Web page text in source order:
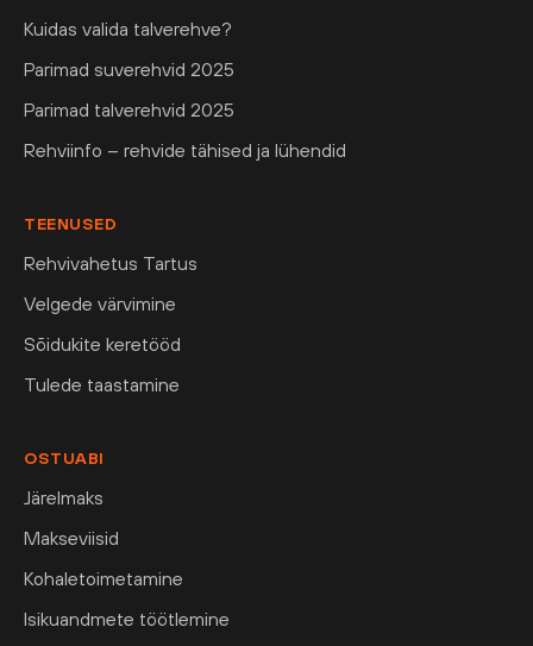
Kuidas valida talverehve?
Parimad suverehvid 2025
Parimad talverehvid 2025
Rehviinfo – rehvide tähised ja lühendid
TEENUSED
Rehvivahetus Tartus
Velgede värvimine
Sõidukite keretööd
Tulede taastamine
OSTUABI
Järelmaks
Makseviisid
Kohaletoimetamine
Isikuandmete töötlemine